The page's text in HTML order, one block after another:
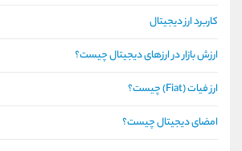
کاربرد ارز دیجیتال
ارزش بازار در ارزهای دیجیتال چیست؟
ارز فیات (Fiat) چیست؟
امضای دیجیتال چیست؟